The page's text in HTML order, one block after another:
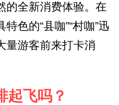
的全新消费体验。在
色的“县咖”“村咖”迅
量游客前来打卡消
起飞吗？